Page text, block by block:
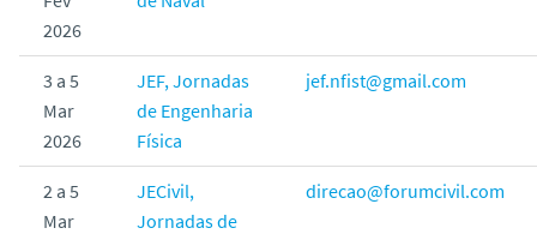
2026
3 a 5
Mar
2026
JEF, Jornadas
de Engenharia
Física
jef.nfist@gmail.com
2 a 5
Mar
JECivil,
Jornadas de
direcao@forumcivil.com